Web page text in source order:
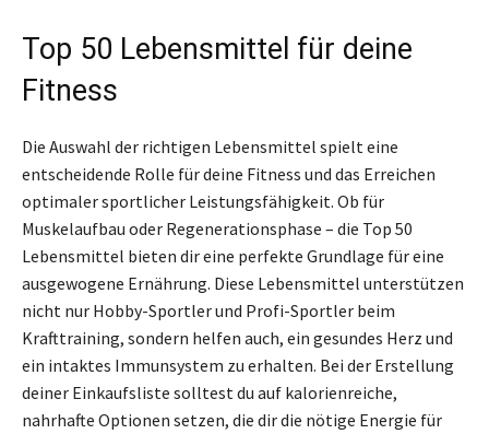
Top 50 Lebensmittel für deine
Fitness
Die Auswahl der richtigen Lebensmittel spielt eine
entscheidende Rolle für deine Fitness und das Erreichen
optimaler sportlicher Leistungsfähigkeit. Ob für
Muskelaufbau oder Regenerationsphase – die Top 50
Lebensmittel bieten dir eine perfekte Grundlage für eine
ausgewogene Ernährung. Diese Lebensmittel unterstützen
nicht nur Hobby-Sportler und Profi-Sportler beim
Krafttraining, sondern helfen auch, ein gesundes Herz und
ein intaktes Immunsystem zu erhalten. Bei der Erstellung
deiner Einkaufsliste solltest du auf kalorienreiche,
nahrhafte Optionen setzen, die dir die nötige Energie für